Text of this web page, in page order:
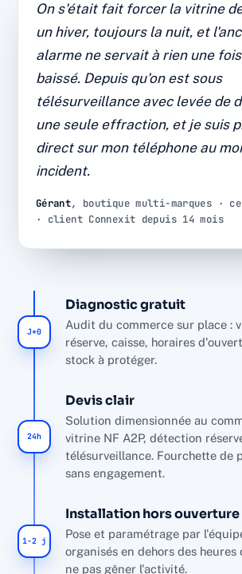
Boutique multi-
d'effraction nocturne
mise sous
Protection vitrine et réserve, levée de
supervision 24/7. Diagnostic,
l'équipe interne Connexit, sans sous-
0
24-7
SUPERVISION
On s'était fait forcer la vitrine
un hiver, toujours la nuit, et
alarme ne servait à rien une
baissé. Depuis qu'on est sous
télésurveillance avec levée de
une seule effraction, et je suis
direct sur mon téléphone au
incident.
Gérant, boutique multi-marques ·
· client Connexit depuis 14 mois
J+0
Diagnostic gratuit
Audit du commerce sur place :
réserve, caisse, horaires
stock à protéger.
24h
Devis clair
Solution dimensionnée au
vitrine NF A2P, détection
télésurveillance. Fourchette de
sans engagement.
1-2 j
Installation hors ouverture
Pose et paramétrage par
organisés en dehors des
ne pas gêner l'activité.